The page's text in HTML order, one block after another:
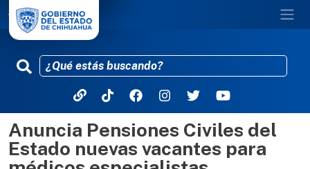
Pasar al contenido principal
Anuncia Pensiones Civiles del
Estado nuevas vacantes para